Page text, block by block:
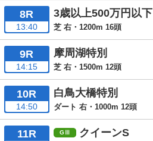
8R
13:40
3歳以上500万円以下
芝 右・1200m 16頭
9R
14:15
摩周湖特別
芝 右・1500m 12頭
10R
14:50
白鳥大橋特別
ダート 右・1000m 12頭
11R クイーンS